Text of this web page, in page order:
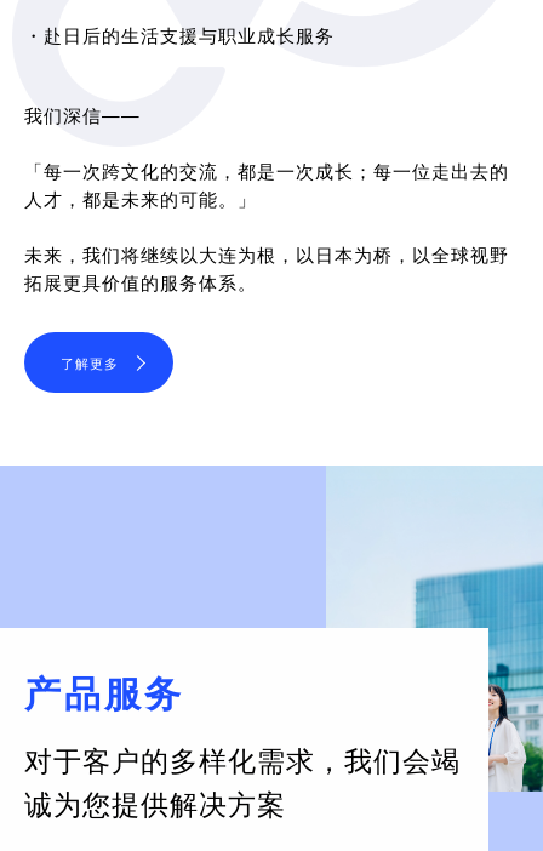
・赴日后的生活支援与职业成长服务
我们深信——
「每一次跨文化的交流，都是一次成长；每一位走出去的
人才，都是未来的可能。」
未来，我们将继续以大连为根，以日本为桥，以全球视野
拓展更具价值的服务体系。
了解更多
产品服务
对于客户的多样化需求， 我们会竭
诚为您提供解决方案